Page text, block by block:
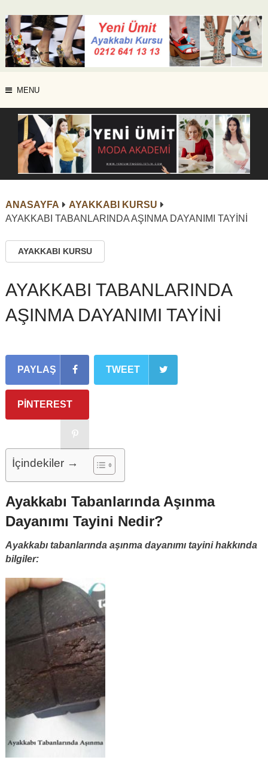
MENU
ANASAYFA
AYAKKABI KURSU
AYAKKABI TABANLARINDA AŞINMA DAYANIMI TAYİNİ
AYAKKABI KURSU
AYAKKABI TABANLARINDA
AŞINMA DAYANIMI TAYİNİ
PAYLAŞ TWEET
PINTEREST
İçindekiler →
Ayakkabı Tabanlarında Aşınma
Dayanımı Tayini Nedir?
Ayakkabı tabanlarında aşınma dayanımı tayini hakkında
bilgiler: